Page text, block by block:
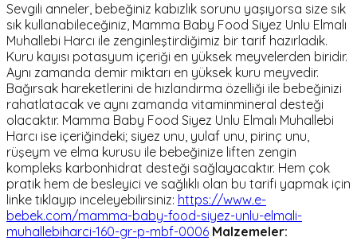
Sevgili anneler, bebeğiniz kabızlık sorunu yaşıyorsa size sık
sık kullanabileceğiniz, Mamma Baby Food Siyez Unlu Elmalı
Muhallebi Harcı ile zenginleştirdiğimiz bir tarif hazırladık.
Kuru kayısı potasyum içeriği en yüksek meyvelerden biridir.
Aynı zamanda demir miktarı en yüksek kuru meyvedir.
Bağırsak hareketlerini de hızlandırma özelliği ile bebeğinizi
rahatlatacak ve aynı zamanda vitaminmineral desteği
olacaktır. Mamma Baby Food Siyez Unlu Elmalı Muhallebi
Harcı ise içeriğindeki; siyez unu, yulaf unu, pirinç unu,
rüşeym ve elma kurusu ile bebeğinize liften zengin
kompleks karbonhidrat desteği sağlayacaktır. Hem çok
pratik hem de besleyici ve sağlıklı olan bu tarifi yapmak için
linke tıklayıp inceleyebilirsiniz: https://www.e-
bebek.com/mamma-baby-food-siyez-unlu-elmali-
muhallebiharci-160-gr-p-mbf-0006 Malzemeler: